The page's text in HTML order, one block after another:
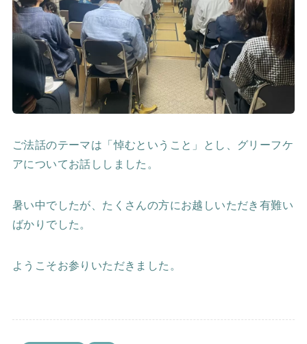
ご法話のテーマは「悼むということ」とし、グリーフケ
アについてお話ししました。
暑い中でしたが、たくさんの方にお越しいただき有難い
ばかりでした。
ようこそお参りいただきました。